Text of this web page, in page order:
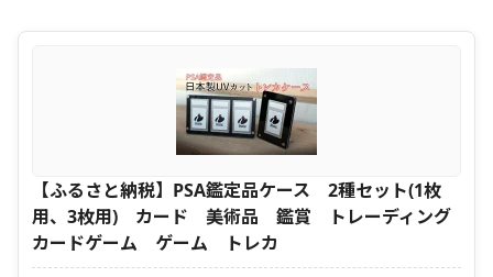
【ふるさと納税】PSA鑑定品ケース 2種セット(1枚
用、3枚用) カード 美術品 鑑賞 トレーディング
カードゲーム ゲーム トレカ